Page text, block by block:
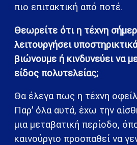
πιο επιτακτική από ποτέ.
Θεωρείτε ότι η τέχνη
λειτουργήσει
βιώνουμε ή κινδυνεύει να
είδος πολυτελείας;
Θα έλεγα πως η τέχνη
Παρ’ όλα αυτά, έχω την
μια μεταβατική περίοδο,
καινούργιο προσπαθεί να